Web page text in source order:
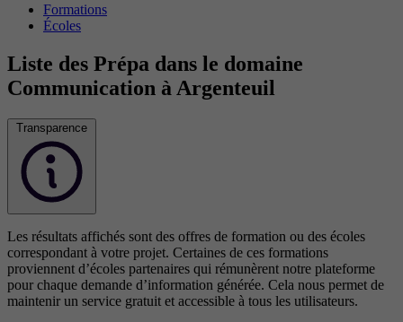
Formations
Écoles
Liste des Prépa dans le domaine
Communication à Argenteuil
Transparence
Les résultats affichés sont des offres de formation ou des écoles
correspondant à votre projet. Certaines de ces formations
proviennent d’écoles partenaires qui rémunèrent notre plateforme
pour chaque demande d’information générée. Cela nous permet de
maintenir un service gratuit et accessible à tous les utilisateurs.